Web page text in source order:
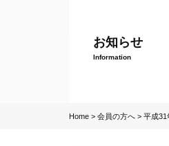
お知らせ
Information
Home > 会員の方へ > 平成